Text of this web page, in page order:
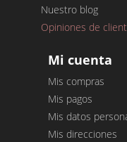
Nuestro blog
Opiniones de
Mi cuenta
Mis compras
Mis pagos
Mis datos
Mis direcciones